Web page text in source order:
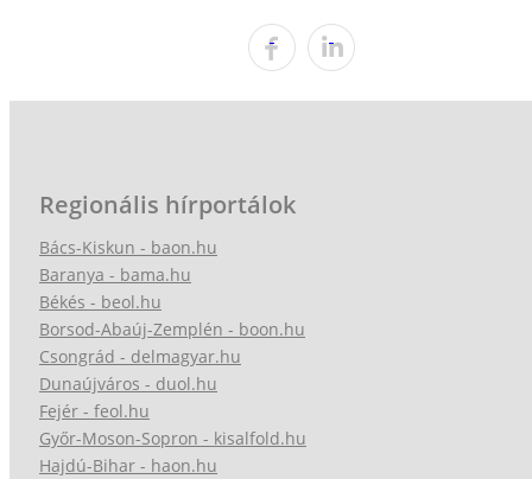
Regionális hírportálok
Bács-Kiskun - baon.hu
Baranya - bama.hu
Békés - beol.hu
Borsod-Abaúj-Zemplén - boon.hu
Csongrád - delmagyar.hu
Dunaújváros - duol.hu
Fejér - feol.hu
Győr-Moson-Sopron - kisalfold.hu
Hajdú-Bihar - haon.hu